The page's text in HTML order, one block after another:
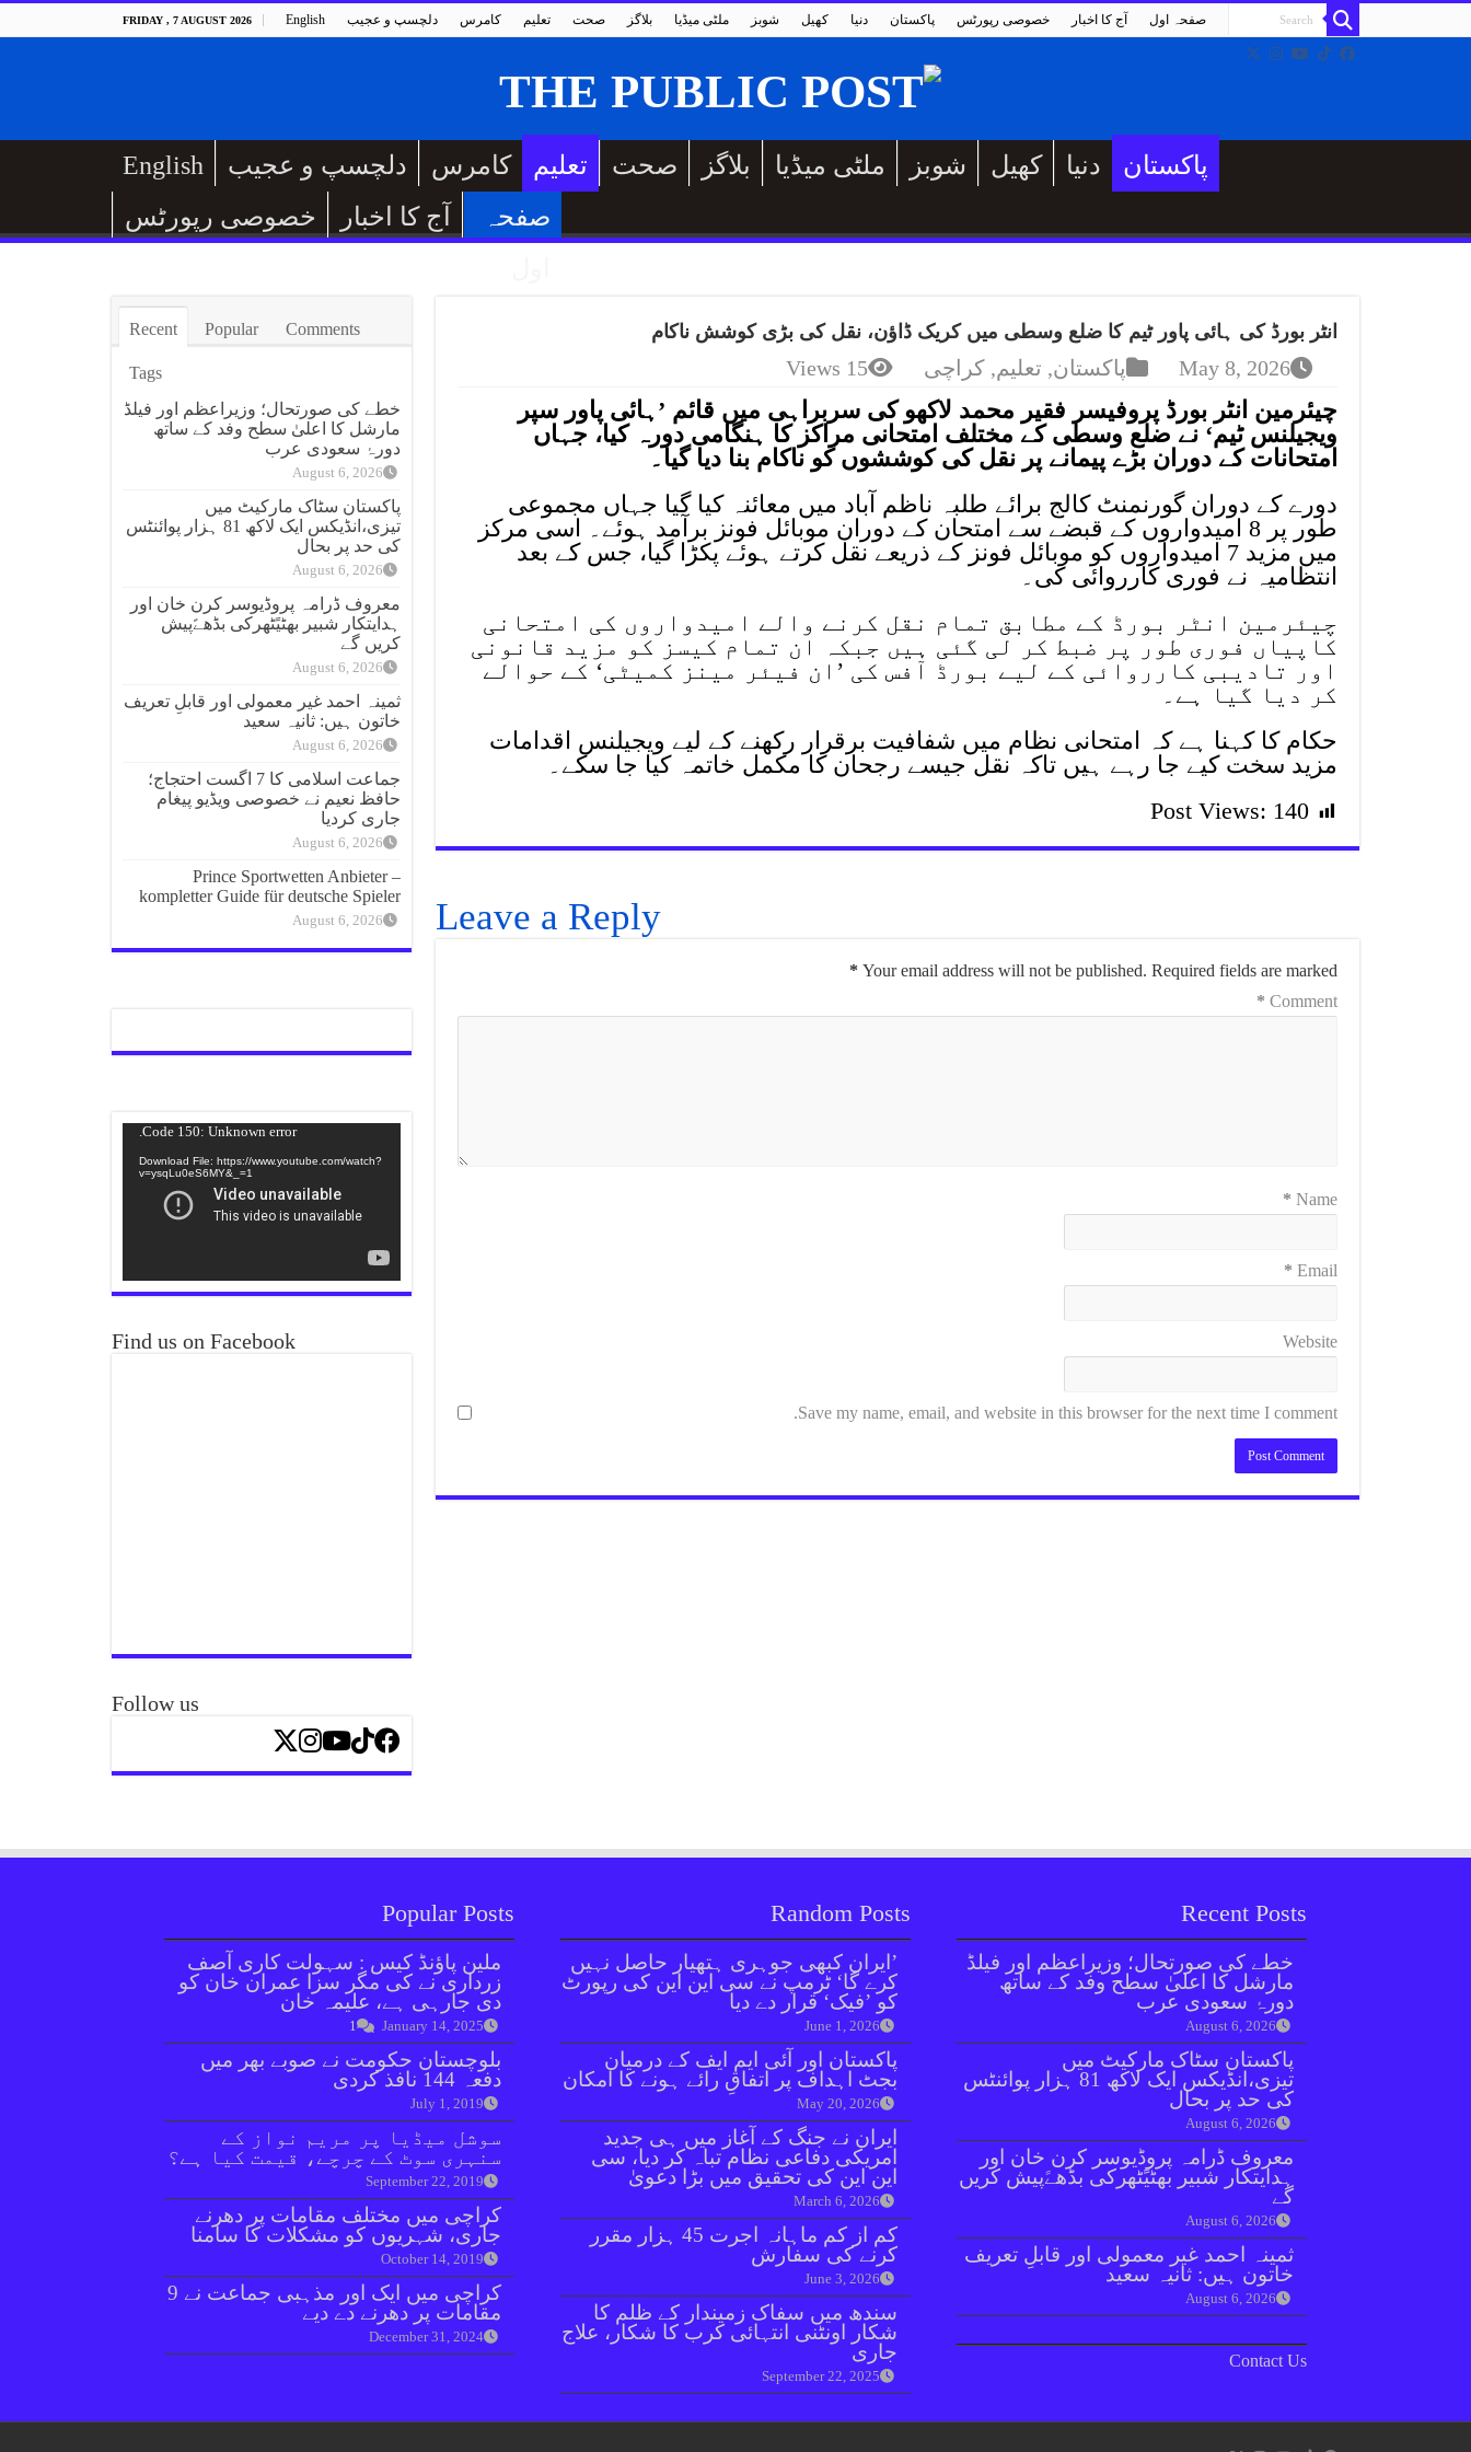
FRIDAY , 7 AUGUST 2026 English دلچسپ و عجیب کامرس تعلیم صحت بلاگز ملٹی میڈیا شوبز کھیل دنیا پاکستان خصوصی رپورٹس آج کا اخبار صفحہ اول
English دلچسپ و عجیب کامرس تعلیم صحت بلاگز ملٹی میڈیا شوبز کھیل دنیا
پاکستان
خصوصی رپورٹس
آج کا اخبار
صفحہ
انٹر بورڈ کی ہائی پاور ٹیم کا ضلع وسطی میں کریک ڈاؤن، نقل کی بڑی کوشش ناکام
May 8, 2026 پاکستان, تعلیم, کراچی 15 Views
چیئرمین انٹر بورڈ پروفیسر فقیر محمد لاکھو کی سربراہی میں قائم ’ہائی پاور سپر
ویجیلنس ٹیم‘ نے ضلع وسطی کے مختلف امتحانی مراکز کا ہنگامی دورہ کیا، جہاں
امتحانات کے دوران بڑے پیمانے پر نقل کی کوششوں کو ناکام بنا دیا گیا۔
دورے کے دوران گورنمنٹ کالج برائے طلبہ ناظم آباد میں معائنہ کیا گیا جہاں مجموعی
طور پر 8 امیدواروں کے قبضے سے امتحان کے دوران موبائل فونز برآمد ہوئے۔ اسی مرکز
میں مزید 7 امیدواروں کو موبائل فونز کے ذریعے نقل کرتے ہوئے پکڑا گیا، جس کے بعد
انتظامیہ نے فوری کارروائی کی۔
چیئرمین انٹر بورڈ کے مطابق تمام نقل کرنے والے امیدواروں کی امتحانی
کاپیاں فوری طور پر ضبط کر لی گئی ہیں جبکہ ان تمام کیسز کو مزید قانونی
اور تادیبی کارروائی کے لیے بورڈ آفس کی ’ان فیئر مینز کمیٹی‘ کے حوالے
کر دیا گیا ہے۔
حکام کا کہنا ہے کہ امتحانی نظام میں شفافیت برقرار رکھنے کے لیے ویجیلنس اقدامات
مزید سخت کیے جا رہے ہیں تاکہ نقل جیسے رجحان کا مکمل خاتمہ کیا جا سکے۔
Post Views: 140
Leave a Reply
Your email address will not be published. Required fields are marked
*
Comment
*
Name
*
Email
*
Website
Save my name, email, and website in this browser for the next time I comment.
Recent Popular Comments
Tags
خطے کی صورتحال؛ وزیراعظم اور فیلڈ
مارشل کا اعلیٰ سطح وفد کے ساتھ
دورۂ سعودی عرب
August 6, 2026
پاکستان سٹاک مارکیٹ میں
تیزی،انڈیکس ایک لاکھ 81 ہزار پوائنٹس
کی حد پر بحال
August 6, 2026
معروف ڈرامہ پروڈیوسر کرن خان اور
ہدایتکار شبیر بھٹیًٹھرکی بڈھےًپیش
کریں گے
August 6, 2026
ثمینہ احمد غیر معمولی اور قابلِ تعریف
خاتون ہیں: ثانیہ سعید
August 6, 2026
جماعت اسلامی کا 7 اگست احتجاج؛
حافظ نعیم نے خصوصی ویڈیو پیغام
جاری کردیا
August 6, 2026
Prince Sportwetten Anbieter –
kompletter Guide für deutsche Spieler
August 6, 2026
Code 150: Unknown error.
Download File: https://www.youtube.com/watch?
v=ysqLu0eS6MY&_=1
Find us on Facebook
Follow us
Popular Posts
ملین پاؤنڈ کیس : سہولت کاری آصف
زرداری نے کی مگر سزا عمران خان کو
دی جارہی ہے، علیمہ خان
January 14, 2025
1
بلوچستان حکومت نے صوبے بھر میں
دفعہ 144 نافذ کردی
July 1, 2019
سوشل میڈیا پر مریم نواز کے
سنہری سوٹ کے چرچے، قیمت کیا ہے؟
September 22, 2019
کراچی میں مختلف مقامات پر دھرنے
جاری، شہریوں کو مشکلات کا سامنا
October 14, 2019
کراچی میں ایک اور مذہبی جماعت نے 9
مقامات پر دھرنے دے دیے
December 31, 2024
Random Posts
’ایران کبھی جوہری ہتھیار حاصل نہیں
کرے گا‘ ٹرمپ نے سی این این کی رپورٹ
کو ’فیک‘ قرار دے دیا
June 1, 2026
پاکستان اور آئی ایم ایف کے درمیان
بجٹ اہداف پر اتفاقِ رائے ہونے کا امکان
May 20, 2026
ایران نے جنگ کے آغاز میں ہی جدید
امریکی دفاعی نظام تباہ کر دیا، سی
این این کی تحقیق میں بڑا دعویٰ
March 6, 2026
کم از کم ماہانہ اجرت 45 ہزار مقرر
کرنے کی سفارش
June 3, 2026
سندھ میں سفاک زمیندار کے ظلم کا
شکار اونٹنی انتہائی کرب کا شکار، علاج
جاری
September 22, 2025
Recent Posts
خطے کی صورتحال؛ وزیراعظم اور فیلڈ
مارشل کا اعلیٰ سطح وفد کے ساتھ
دورۂ سعودی عرب
August 6, 2026
پاکستان سٹاک مارکیٹ میں
تیزی،انڈیکس ایک لاکھ 81 ہزار پوائنٹس
کی حد پر بحال
August 6, 2026
معروف ڈرامہ پروڈیوسر کرن خان اور
ہدایتکار شبیر بھٹیًٹھرکی بڈھےًپیش کریں
گے
August 6, 2026
ثمینہ احمد غیر معمولی اور قابلِ تعریف
خاتون ہیں: ثانیہ سعید
August 6, 2026
Contact Us